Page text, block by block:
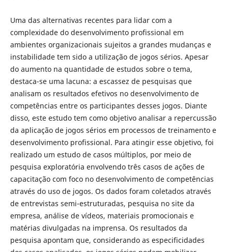
Uma das alternativas recentes para lidar com a
complexidade do desenvolvimento profissional em
ambientes organizacionais sujeitos a grandes mudanças e
instabilidade tem sido a utilização de jogos sérios. Apesar
do aumento na quantidade de estudos sobre o tema,
destaca-se uma lacuna: a escassez de pesquisas que
analisam os resultados efetivos no desenvolvimento de
competências entre os participantes desses jogos. Diante
disso, este estudo tem como objetivo analisar a repercussão
da aplicação de jogos sérios em processos de treinamento e
desenvolvimento profissional. Para atingir esse objetivo, foi
realizado um estudo de casos múltiplos, por meio de
pesquisa exploratória envolvendo três casos de ações de
capacitação com foco no desenvolvimento de competências
através do uso de jogos. Os dados foram coletados através
de entrevistas semi-estruturadas, pesquisa no site da
empresa, análise de vídeos, materiais promocionais e
matérias divulgadas na imprensa. Os resultados da
pesquisa apontam que, considerando as especificidades